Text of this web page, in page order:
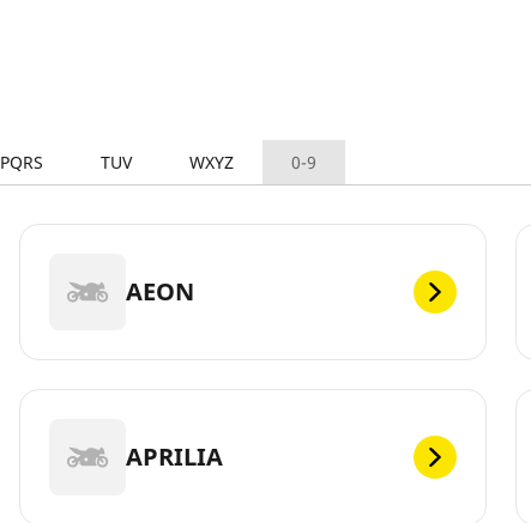
PQRS TUV WXYZ 0-9
AEON
APRILIA